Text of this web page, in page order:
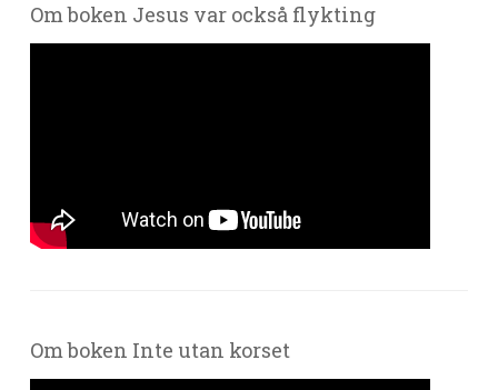
Om boken Jesus var också flykting
Om boken Inte utan korset